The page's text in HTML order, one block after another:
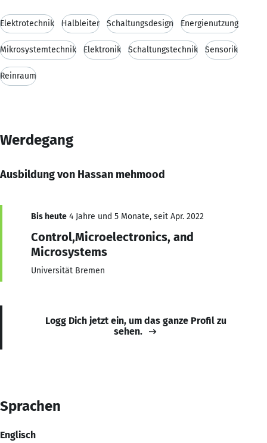
Elektrotechnik Halbleiter Schaltungsdesign Energienutzung
Mikrosystemtechnik Elektronik Schaltungstechnik Sensorik
Reinraum
Werdegang
Ausbildung von Hassan mehmood
Bis heute 4 Jahre und 5 Monate, seit Apr. 2022
Control,Microelectronics, and
Microsystems
Universität Bremen
Logg Dich jetzt ein, um das ganze Profil zu
sehen.
Sprachen
Englisch